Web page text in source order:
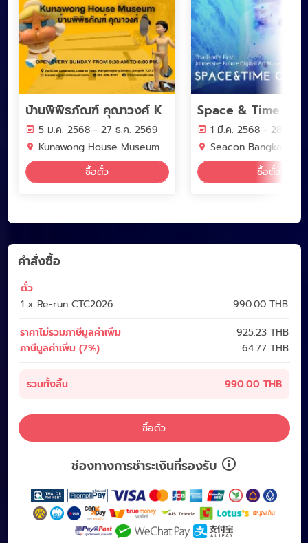
บ้านพิพิธภัณฑ์ คุณาวงศ์ Kunawong House Museum
5 ม.ค. 2568 - 27 ธ.ค. 2569
Kunawong House Museum
ซื้อตั๋ว
Space & Time
1 มี.ค. 2568 - 28 ก.พ.
Seacon Bangkae
ซื้อตั๋ว
คำสั่งซื้อ
ตั๋ว
1 x Re-run​ CTC2026
990.00 THB
ราคาไม่รวมภาษีมูลค่าเพิ่ม
925.23THB
ภาษีมูลค่าเพิ่ม (7%)
64.77THB
รวมทั้งสิ้น 990.00 THB
ซื้อตั๋ว
ช่องทางการชำระเงินที่รองรับ